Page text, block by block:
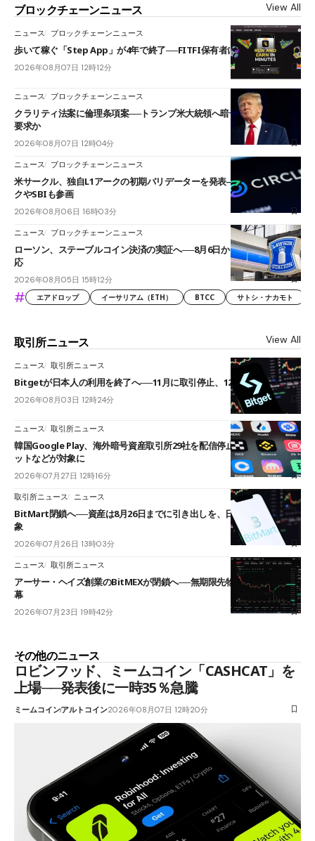
ブロックチェーンニュース View All
ニュース ブロックチェーンニュース
歩いて稼ぐ「Step App」が4年で終了──FITFI保有者に対応呼びかけ
2026年08月07日 12時12分
ニュース ブロックチェーンニュース
クラリティ法案に倫理条項案──トランプ米大統領へ暗号資産事業の売却
要求か
2026年08月07日 12時04分
ニュース ブロックチェーンニュース
米サークル、独自L1アークの初期バリデーターを発表――ブラックロッ
クやSBIも参画
2026年08月06日 16時03分
ニュース ブロックチェーンニュース
ローソン、ステーブルコイン決済の実証へ──8月6日からJPYCやUSDC対
応
2026年08月05日 15時12分
# エアドロップ イーサリアム（ETH） BTCC サトシ・ナカモト
取引所ニュース View All
ニュース 取引所ニュース
Bitgetが日本人の利用を終了へ──11月に取引停止、12月末に強制決済
2026年08月03日 12時24分
ニュース 取引所ニュース
韓国Google Play、海外暗号資産取引所29社を配信停止──OKXやバイビ
ットなどが対象に
2026年07月27日 12時16分
取引所ニュース ニュース
BitMart閉鎖へ──資産は8月26日までに引き出しを、日本人利用者も対
象
2026年07月26日 13時03分
ニュース 取引所ニュース
アーサー・ヘイズ創業のBitMEXが閉鎖へ──無期限先物を生んだ11年に
幕
2026年07月23日 19時42分
その他のニュース
ロビンフッド、ミームコイン「CASHCAT」を
上場──発表後に一時35％急騰
ミームコインアルトコイン2026年08月07日 12時20分